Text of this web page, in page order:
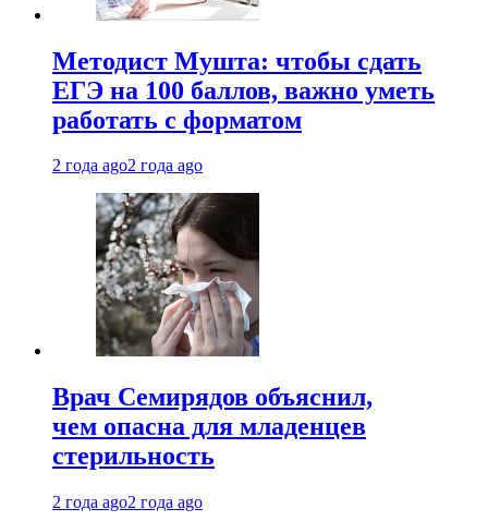
Методист Мушта: чтобы сдать
ЕГЭ на 100 баллов, важно уметь
работать с форматом
2 года ago2 года ago
Врач Семирядов объяснил,
чем опасна для младенцев
стерильность
2 года ago2 года ago